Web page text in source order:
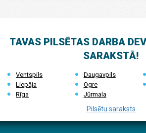
TAVAS PILSĒTAS DARBA
SARAKSTĀ!
Ventspils Daugavpils
Liepāja
Ogre
Rīga
Jūrmala
Pilsētu saraksts